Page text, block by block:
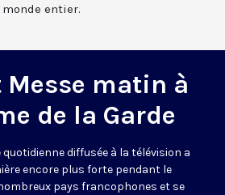
entier.
Messe matin à
de la Garde
quotidienne diffusée à la télévision a
encore plus forte pendant le
pays francophones et se